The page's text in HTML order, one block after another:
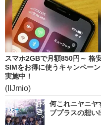
スマホ2GBで月額850円～ 格
SIMをお得に使うキャンペーン
実施中！
(IIJmio)
何これニヤニ
ブプラスの想い